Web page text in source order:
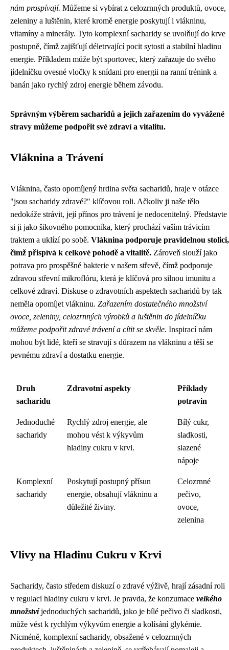
nám prospívají. Můžeme si vybírat z celozrnných produktů, ovoce,
zeleniny a luštěnin, které kromě energie poskytují i vlákninu,
vitamíny a minerály. Tyto komplexní sacharidy se uvolňují do krve
postupně, čímž zajišťují déletrvající pocit sytosti a stabilní hladinu
energie. Příkladem může být sportovec, který zařazuje do svého
jídelníčku ovesné vločky k snídani pro energii na ranní trénink a
banán jako rychlý zdroj energie během závodu.
Správným výběrem sacharidů a jejich zařazením do vyvážené
stravy můžeme podpořit své zdraví a vitalitu.
Vláknina a Trávení
Vláknina, často opomíjený hrdina světa sacharidů, hraje v otázce
"jsou sacharidy zdravé?" klíčovou roli. Ačkoliv ji naše tělo
nedokáže strávit, její přínos pro trávení je nedocenitelný. Představte
si ji jako šikovného pomocníka, který prochází vaším trávicím
traktem a uklízí po sobě. Vláknina podporuje pravidelnou stolici,
čímž přispívá k celkové pohodě a vitalitě. Zároveň slouží jako
potrava pro prospěšné bakterie v našem střevě, čímž podporuje
zdravou střevní mikroflóru, která je klíčová pro silnou imunitu a
celkové zdraví. Diskuse o zdravotních aspektech sacharidů by tak
neměla opomíjet vlákninu. Zařazením dostatečného množství
ovoce, zeleniny, celozrnných výrobků a luštěnin do jídelníčku
můžeme podpořit zdravé trávení a cítit se skvěle. Inspirací nám
mohou být lidé, kteří se stravují s důrazem na vlákninu a těší se
pevnému zdraví a dostatku energie.
Druh
sacharidu
Zdravotní aspekty
Příklady
potravin
Jednoduché
sacharidy
Rychlý zdroj energie, ale
mohou vést k výkyvům
hladiny cukru v krvi.
Bílý cukr,
sladkosti,
slazené
nápoje
Komplexní
sacharidy
Poskytují postupný přísun
energie, obsahují vlákninu a
důležité živiny.
Celozrnné
pečivo,
ovoce,
zelenina
Vlivy na Hladinu Cukru v Krvi
Sacharidy, často středem diskuzí o zdravé výživě, hrají zásadní roli
v regulaci hladiny cukru v krvi. Je pravda, že konzumace velkého
množstvíjednoduchých sacharidů, jako je bílé pečivo či sladkosti,
může vést k rychlým výkyvům energie a kolísání glykémie.
Nicméně, komplexní sacharidy, obsažené v celozrnných